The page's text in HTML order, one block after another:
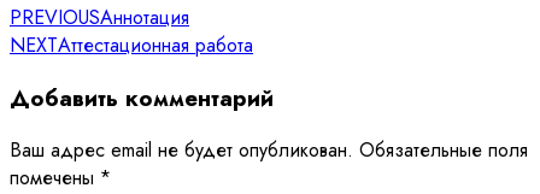
PREVIOUSАннотация
NEXTАттестационная работа
Добавить комментарий
Ваш адрес email не будет опубликован. Обязательные поля
помечены *